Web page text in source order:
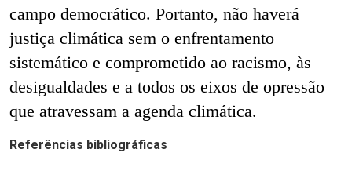
campo democrático. Portanto, não haverá
justiça climática sem o enfrentamento
sistemático e comprometido ao racismo, às
desigualdades e a todos os eixos de opressão
que atravessam a agenda climática.
Referências bibliográficas